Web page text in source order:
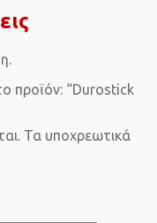
προϊόν: “Durostick
Τα υποχρεωτικά